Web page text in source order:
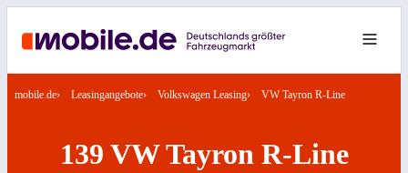
mobile.de Leasingangebote Volkswagen Leasing VW Tayron R-Line
139 VW Tayron R-Line